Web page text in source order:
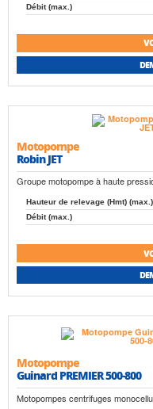
Débit (max.)
Motopompe
Robin JET
Groupe motopompe à haute
Hauteur de relevage (Hmt) (max.)
Débit (max.)
Motopompe
Guinard PREMIER 500-800
Motopompes centrifuges